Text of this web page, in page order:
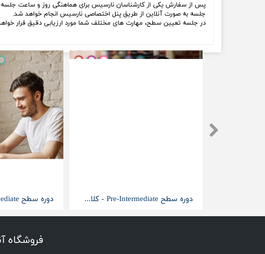
پس از سفارش یکی از کارشناسان نارسیس برای هماهنگی روز و ساعت
جلسه به صورت آنلاین از طریق پنل اختصاصی نارسیس انجام خواهد شد.
در جلسه تعیین سطح، مهارت های مختلف شما مورد ارزیابی دقیق قرار
دوره سطح Pre-Intermediate - کلاس خصوصی آنلاین
فروشگاه